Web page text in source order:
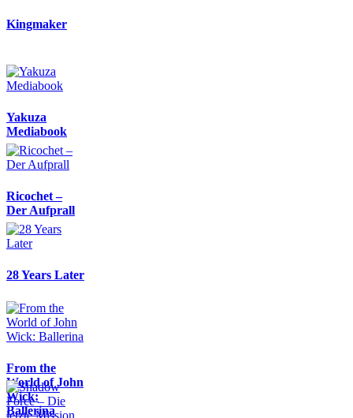
Kingmaker
Yakuza
Mediabook
Ricochet –
Der Aufprall
28 Years Later
From the
World of John
Wick:
Ballerina